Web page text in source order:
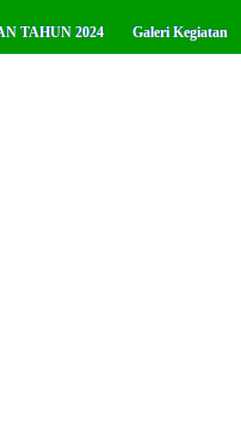
TAHUN 2024 Galeri Kegiatan